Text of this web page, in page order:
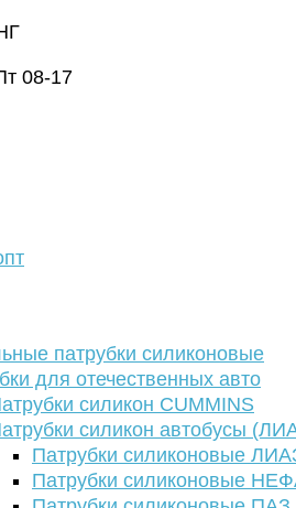
08-17
патрубки силиконовые
для отечественных авто
силикон CUMMINS
силикон автобусы
Патрубки силиконовые
Патрубки силиконовые